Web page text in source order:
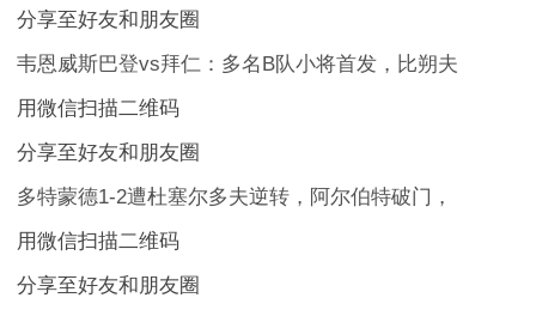
分享至好友和朋友圈
韦恩威斯巴登vs拜仁：多名B队小将首发，比朔夫
用微信扫描二维码
分享至好友和朋友圈
多特蒙德1-2遭杜塞尔多夫逆转，阿尔伯特破门，
用微信扫描二维码
分享至好友和朋友圈